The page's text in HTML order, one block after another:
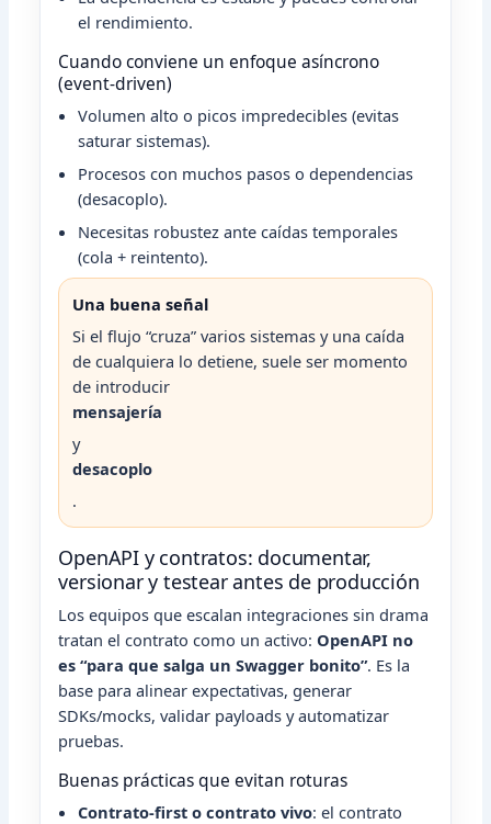
el rendimiento.
Cuando conviene un enfoque asíncrono
(event-driven)
Volumen alto o picos impredecibles (evitas
saturar sistemas).
Procesos con muchos pasos o dependencias
(desacoplo).
Necesitas robustez ante caídas temporales
(cola + reintento).
Una buena señal
Si el flujo “cruza” varios sistemas y una caída
de cualquiera lo detiene, suele ser momento
de introducir
mensajería
y
desacoplo
.
OpenAPI y contratos: documentar,
versionar y testear antes de producción
Los equipos que escalan integraciones sin drama
tratan el contrato como un activo:OpenAPI no
es “para que salga un Swagger bonito”. Es la
base para alinear expectativas, generar
SDKs/mocks, validar payloads y automatizar
pruebas.
Buenas prácticas que evitan roturas
Contrato-first o contrato vivo: el contrato